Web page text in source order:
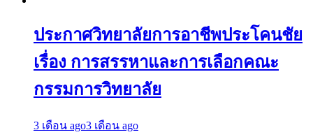
ประกาศวิทยาลัยการอาชีพประโคนชัย
เรื่อง การสรรหาและการเลือกคณะ
กรรมการวิทยาลัย
3 เดือน ago3 เดือน ago